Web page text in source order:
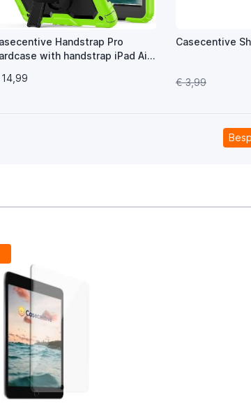
Handstrap Pro
with handstrap iPad Air
Casecentive
€ 3,99